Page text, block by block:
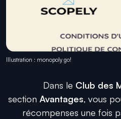
Illustration : monopoly go!
Dans le Club des
section Avantages, vous
récompenses une fois